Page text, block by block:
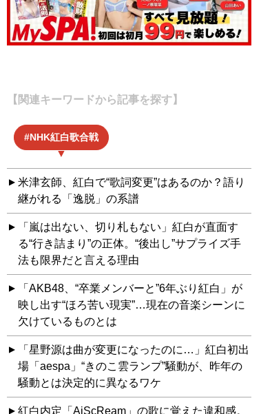
【関連キーワードから記事を探す】
NHK紅白歌合戦
米津玄師、紅白で“歌詞変更”はあるのか？語り
継がれる「逸脱」の系譜
「嵐は出ない、切り札もない」紅白が直面す
る“行き詰まり”の正体。“後出し”サプライズ手
法も限界だと言える理由
「AKB48、“卒業メンバーと”6年ぶり紅白」が
映し出す“ほろ苦い現実”…現在の音楽シーンに
欠けているものとは
「星野源は曲が変更になったのに…」紅白初出
場「aespa」“きのこ雲ランプ”騒動が、昨年の
騒動とは決定的に異なるワケ
紅白内定「AiScReam」の歌に覚えた違和感。